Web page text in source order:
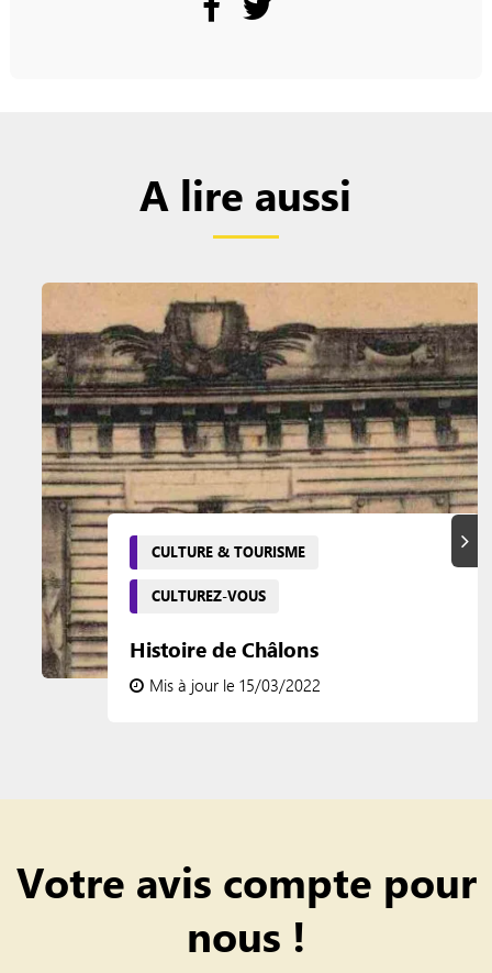
A lire aussi
CULTURE & TOURISME
CULTUREZ-VOUS
Histoire de Châlons
Mis à jour le 15/03/2022
Votre avis compte pour
nous !